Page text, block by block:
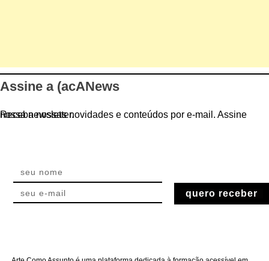
Assine a (acANews
Receba nossas novidades e conteúdos por e-mail. Assine nossa newsletter.
quero receber